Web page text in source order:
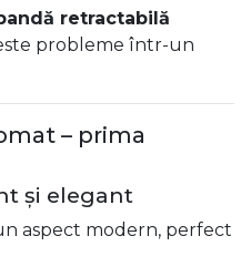
retractabilă
probleme într-un
– prima
și elegant
aspect modern, perfect